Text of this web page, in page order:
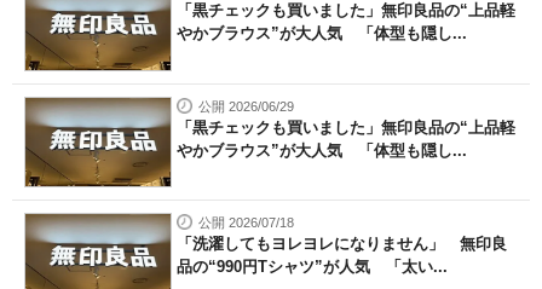
「黒チェックも買いました」無印良品の“上品軽
やかブラウス”が大人気 「体型も隠し...
公開 2026/06/29
「黒チェックも買いました」無印良品の“上品軽
やかブラウス”が大人気 「体型も隠し...
公開 2026/07/18
「洗濯してもヨレヨレになりません」 無印良
品の“990円Tシャツ”が人気 「太い...